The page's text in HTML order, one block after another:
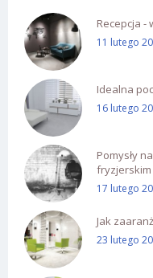
Recepcja
11 lutego
Idealna
16 lutego
Pomysły
fryzjerskim
17 lutego
Jak
23 lutego